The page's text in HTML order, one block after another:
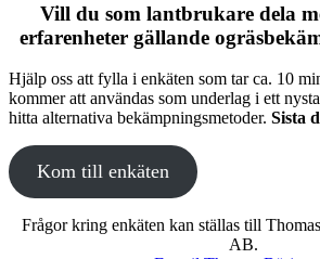
Vill du som lantbrukare dela
erfarenheter gällande
Hjälp oss att fylla i enkäten som tar ca. 10
kommer att användas som underlag i ett
hitta alternativa bekämpningsmetoder. Sista
Kom till enkäten
Frågor kring enkäten kan ställas till
AB.